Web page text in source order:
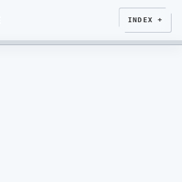
INDEX +